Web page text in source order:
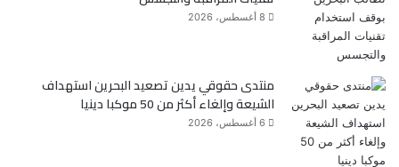
و
ر
8 أغسطس، 2026
منتدى حقوقي يدين تصعيد البحرين استهداف
الشيعة وإلغاء أكثر من 50 موكبا دينيا
6 أغسطس، 2026